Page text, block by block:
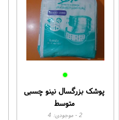
پوشک بزرگسال نینو چسبی
متوسط
2- موجودی: 4